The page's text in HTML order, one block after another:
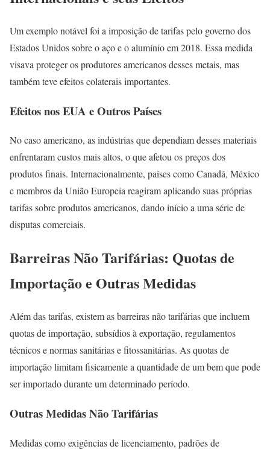
Um exemplo notável foi a imposição de tarifas pelo governo dos
Estados Unidos sobre o aço e o alumínio em 2018. Essa medida
visava proteger os produtores americanos desses metais, mas
também teve efeitos colaterais importantes.
Efeitos nos EUA e Outros Países
No caso americano, as indústrias que dependiam desses materiais
enfrentaram custos mais altos, o que afetou os preços dos
produtos finais. Internacionalmente, países como Canadá, México
e membros da União Europeia reagiram aplicando suas próprias
tarifas sobre produtos americanos, dando início a uma série de
disputas comerciais.
Barreiras Não Tarifárias: Quotas de
Importação e Outras Medidas
Além das tarifas, existem as barreiras não tarifárias que incluem
quotas de importação, subsídios à exportação, regulamentos
técnicos e normas sanitárias e fitossanitárias. As quotas de
importação limitam fisicamente a quantidade de um bem que pode
ser importado durante um determinado período.
Outras Medidas Não Tarifárias
Medidas como exigências de licenciamento, padrões de